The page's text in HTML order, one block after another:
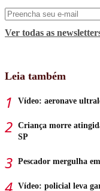
Ver todas as
Leia também
Vídeo: aeronave
Criança morre
SP
Pescador mergulha
Vídeo: policial leva